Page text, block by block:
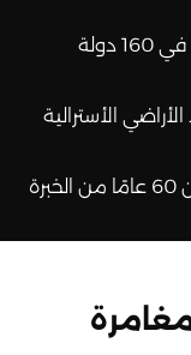
دولة
الأسترالية